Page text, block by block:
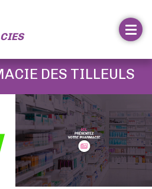
DES TILLEULS